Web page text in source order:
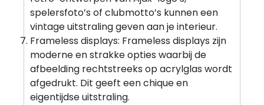
spelersfoto’s of clubmotto’s kunnen een
vintage uitstraling geven aan je interieur.
Frameless displays: Frameless displays zijn
moderne en strakke opties waarbij de
afbeelding rechtstreeks op acrylglas wordt
afgedrukt. Dit geeft een chique en
eigentijdse uitstraling.